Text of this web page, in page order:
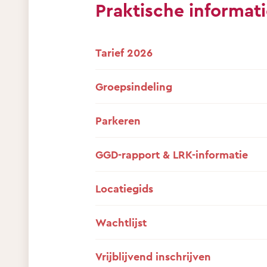
Praktische
Tarief 2026
Groepsindeling
Parkeren
GGD-rapport & LRK-informatie
Locatiegids
Wachtlijst
Vrijblijvend inschrijven